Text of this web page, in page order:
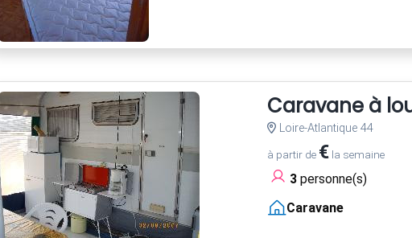
Caravane à
Loire-Atlantique 44
à partir de €la semaine
3personne(s)
Caravane